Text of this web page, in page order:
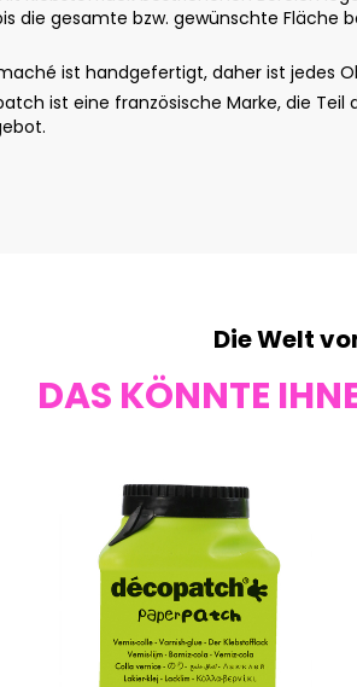
die gesamte bzw. gewünschte Fläche
ist handgefertigt, daher ist jedes
ist eine französische Marke,
Die Welt
DAS KÖNNTE